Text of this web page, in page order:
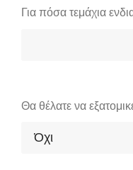
Για πόσα τεμάχια
Θα θέλατε να